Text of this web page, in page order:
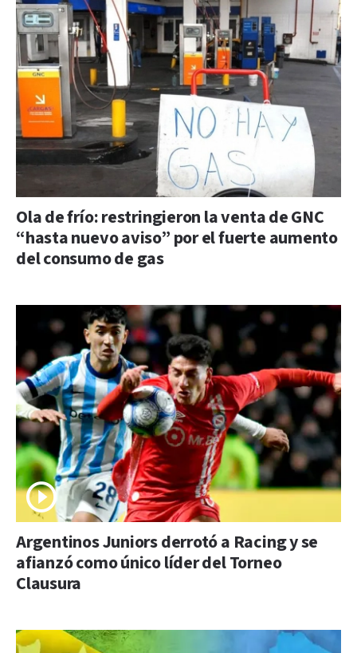
Ola de frío: restringieron la venta de GNC
“hasta nuevo aviso” por el fuerte aumento
del consumo de gas
Argentinos Juniors derrotó a Racing y se
afianzó como único líder del Torneo
Clausura